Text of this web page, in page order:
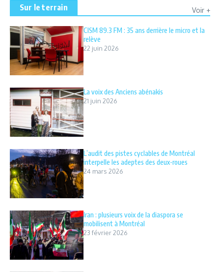
Sur le terrain Voir +
CISM 89.3 FM : 35 ans derrière le micro et la
relève
22 juin 2026
La voix des Anciens abénakis
21 juin 2026
L’audit des pistes cyclables de Montréal
interpelle les adeptes des deux-roues
24 mars 2026
Iran : plusieurs voix de la diaspora se
mobilisent à Montréal
23 février 2026